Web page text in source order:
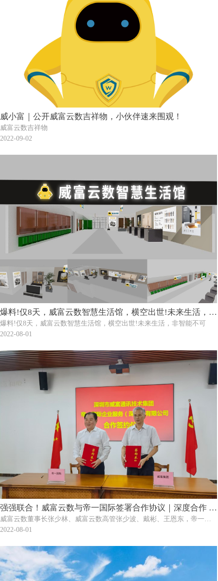
威小富｜公开威富云数吉祥物，小伙伴速来围观！
威富云数吉祥物
2022-09-02
爆料!仅8天，威富云数智慧生活馆，横空出世!未来生活，非
智能不可
爆料!仅8天，威富云数智慧生活馆，横空出世!未来生活，非智能不可
2022-08-01
强强联合！威富云数与帝一国际签署合作协议｜深度合作 助
推威富云数上市
威富云数董事长张少林、威富云数高管张少波、戴彬、王恩东，帝一国
际公司乔志杰老师及其团队出席签约仪式。签约仪式由威富云数董事长
2022-08-01